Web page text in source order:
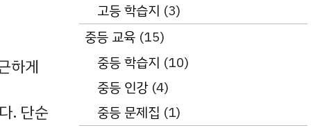
하게
. 단순
고등 학습지 (3)
중등 교육 (15)
중등 학습지 (10)
중등 인강(4)
중등 문제집 (1)